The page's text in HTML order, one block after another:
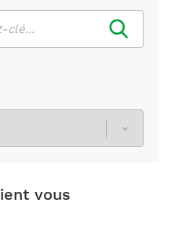
vous